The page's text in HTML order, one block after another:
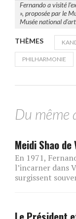
Fernando a visité
», proposée par le
Musée national
THÈMES
PHILHARMONIE
Du même
Meidi Shao
En 1971,
l’incarner dans
surgissent